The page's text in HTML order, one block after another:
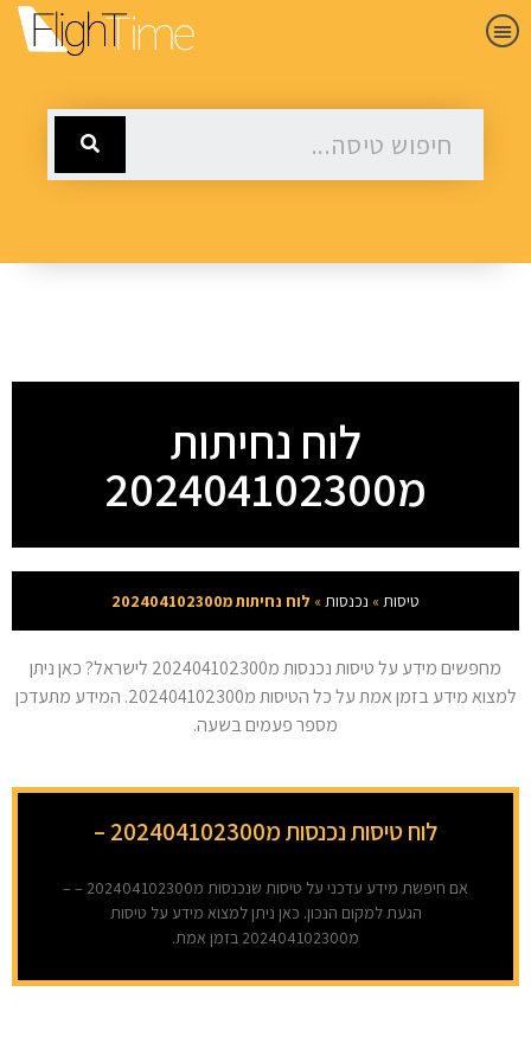
לוח נחיתות
מ202404102300
טיסות » נכנסות » לוח נחיתות מ202404102300
מחפשים מידע על טיסות נכנסות מ202404102300 לישראל? כאן ניתן
למצוא מידע בזמן אמת על כל הטיסות מ202404102300. המידע מתעדכן
מספר פעמים בשעה.
לוח טיסות נכנסות מ202404102300 –
אם חיפשת מידע עדכני על טיסות שנכנסות מ202404102300 – –
הגעת למקום הנכון. כאן ניתן למצוא מידע על טיסות
מ202404102300 בזמן אמת.